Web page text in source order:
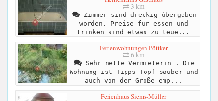
3 km
Zimmer sind dreckig übergeben
worden. Preise für essen und
trinken sind etwas zu teue...
Ferienwohnungen Pöttker
6 km
Sehr nette Vermieterin . Die
Wohnung ist Tipps Topf sauber und
auch von der Größe emp...
Ferienhaus Siems-Müller